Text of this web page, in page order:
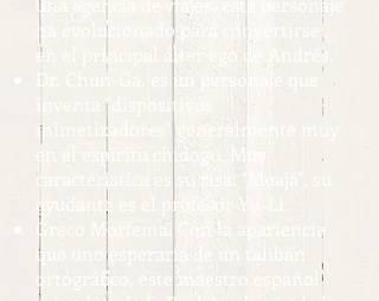
ha evolucionado para convertirse
en el principal álter ego de Andrés.
Dr. Chun-Ga. es un personaje que
inventa "dispositivos
mimetizadores" generalmente muy
en el espíritu chidogu. Muy
característica es su risa: "Muajá", su
ayudante es el profesor Yu-Li.
Greco Morfema. Con la apariencia
que uno esperaría de un talibán
ortográfico, este maestro español